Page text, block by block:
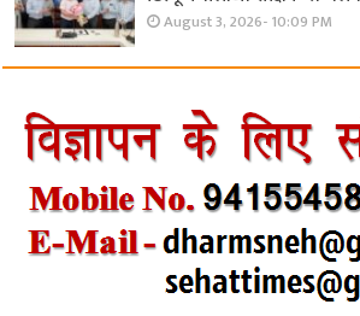
August 3, 2026- 10:09 PM